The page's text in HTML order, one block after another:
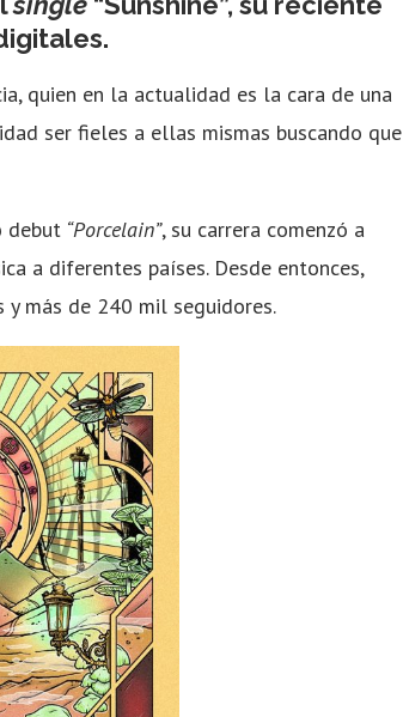
quien en la actualidad es la cara de una
ser fieles a ellas mismas buscando que
debut “Porcelain”, su carrera comenzó a
a diferentes países. Desde entonces,
más de 240 mil seguidores.